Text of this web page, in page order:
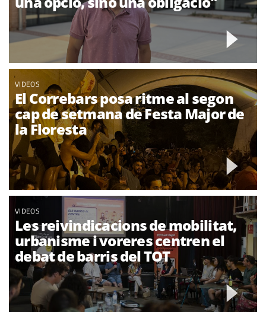
VIDEOS
El Correbars posa ritme al segon
cap de setmana de Festa Major de
la Floresta
VIDEOS
Les reivindicacions de mobilitat,
urbanisme i voreres centren el
debat de barris del TOT